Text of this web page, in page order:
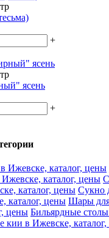
+
ясень
+
Ижевске, каталог, цены
каталог, цены
каталог, цены Сукно
каталог, цены Шары для
цены Бильярдные
кии в Ижевске,